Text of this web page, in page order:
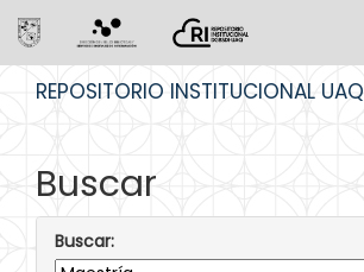
REPOSITORIO INSTITUCIONAL UAQ
Buscar
Buscar: